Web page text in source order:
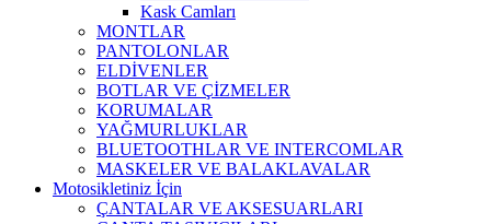
Kask Camları
MONTLAR
PANTOLONLAR
ELDİVENLER
BOTLAR VE ÇİZMELER
KORUMALAR
YAĞMURLUKLAR
BLUETOOTHLAR VE INTERCOMLAR
MASKELER VE BALAKLAVALAR
Motosikletiniz İçin
ÇANTALAR VE AKSESUARLARI